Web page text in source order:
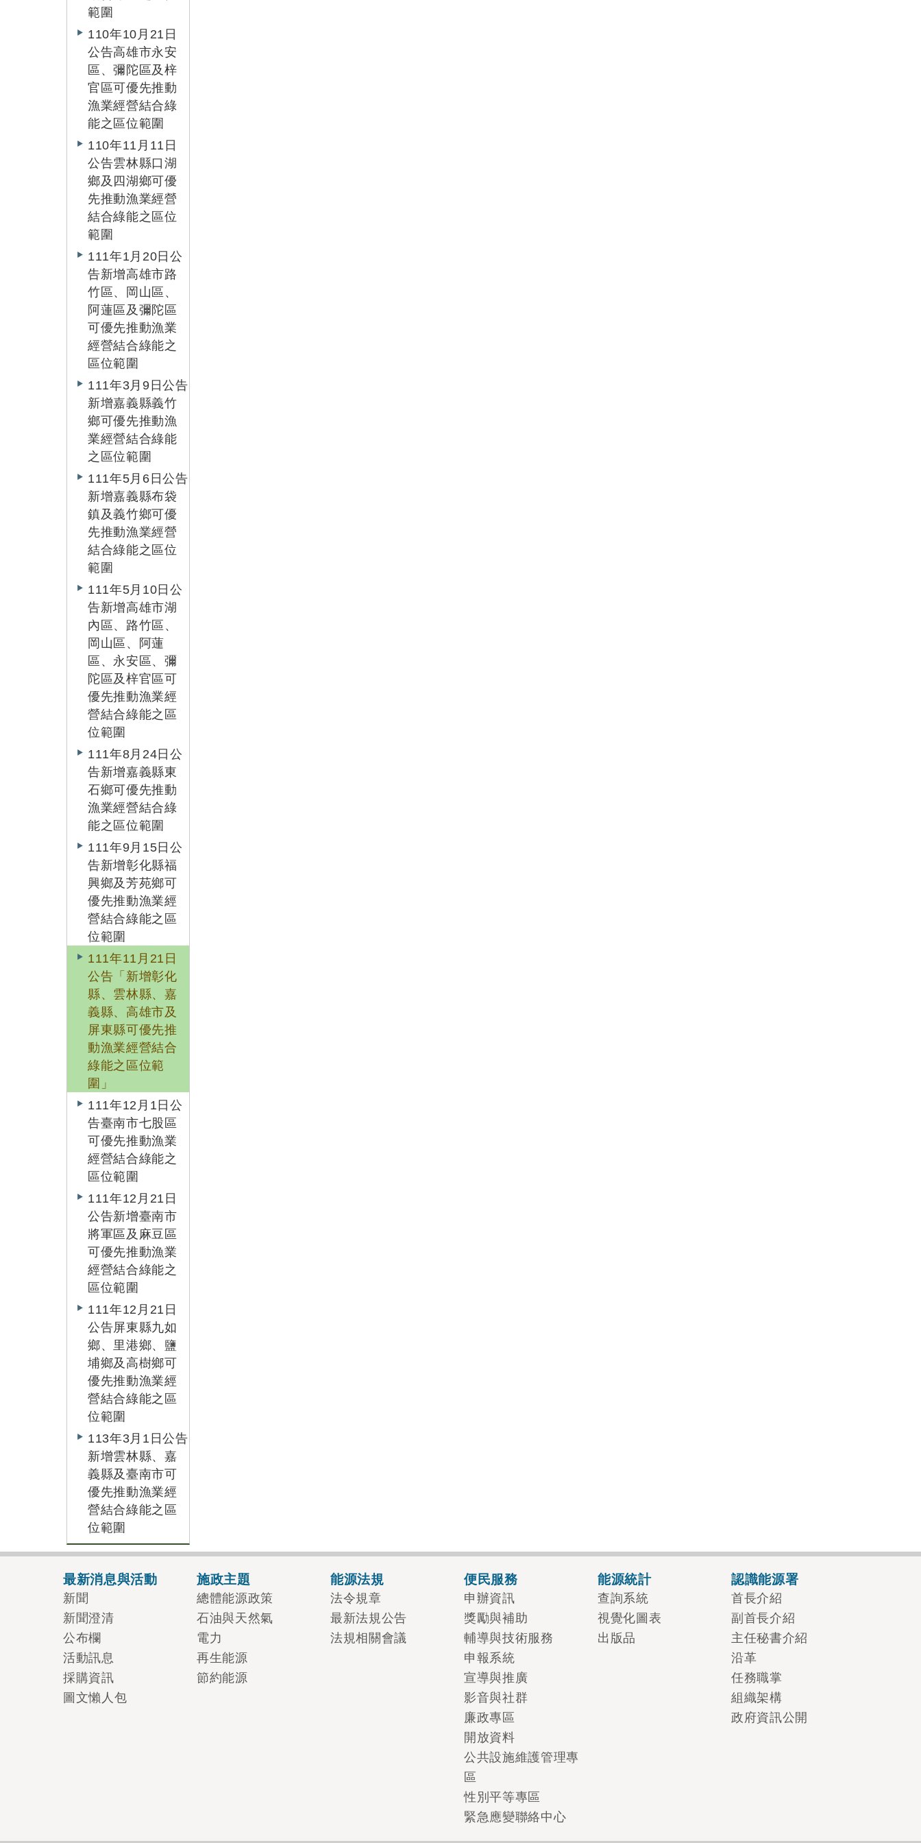
範圍
110年10月21日
公告高雄市永安
區、彌陀區及梓
官區可優先推動
漁業經營結合綠
能之區位範圍
110年11月11日
公告雲林縣口湖
鄉及四湖鄉可優
先推動漁業經營
結合綠能之區位
範圍
111年1月20日公
告新增高雄市路
竹區、岡山區、
阿蓮區及彌陀區
可優先推動漁業
經營結合綠能之
區位範圍
111年3月9日公告
新增嘉義縣義竹
鄉可優先推動漁
業經營結合綠能
之區位範圍
111年5月6日公告
新增嘉義縣布袋
鎮及義竹鄉可優
先推動漁業經營
結合綠能之區位
範圍
111年5月10日公
告新增高雄市湖
內區、路竹區、
岡山區、阿蓮
區、永安區、彌
陀區及梓官區可
優先推動漁業經
營結合綠能之區
位範圍
111年8月24日公
告新增嘉義縣東
石鄉可優先推動
漁業經營結合綠
能之區位範圍
111年9月15日公
告新增彰化縣福
興鄉及芳苑鄉可
優先推動漁業經
營結合綠能之區
位範圍
111年11月21日
公告「新增彰化
縣、雲林縣、嘉
義縣、高雄市及
屏東縣可優先推
動漁業經營結合
綠能之區位範
圍」
111年12月1日公
告臺南市七股區
可優先推動漁業
經營結合綠能之
區位範圍
111年12月21日
公告新增臺南市
將軍區及麻豆區
可優先推動漁業
經營結合綠能之
區位範圍
111年12月21日
公告屏東縣九如
鄉、里港鄉、鹽
埔鄉及高樹鄉可
優先推動漁業經
營結合綠能之區
位範圍
113年3月1日公告
新增雲林縣、嘉
義縣及臺南市可
優先推動漁業經
營結合綠能之區
位範圍
最新消息與活動
新聞
新聞澄清
公布欄
活動訊息
採購資訊
圖文懶人包
施政主題
總體能源政策
石油與天然氣
電力
再生能源
節約能源
能源法規
法令規章
最新法規公告
法規相關會議
便民服務
申辦資訊
獎勵與補助
輔導與技術服務
申報系統
宣導與推廣
影音與社群
廉政專區
開放資料
公共設施維護管理專
區
性別平等專區
緊急應變聯絡中心
能源統計
查詢系統
視覺化圖表
出版品
認識能源署
首長介紹
副首長介紹
主任秘書介紹
沿革
任務職掌
組織架構
政府資訊公開